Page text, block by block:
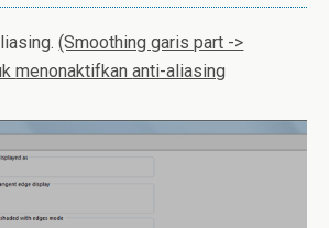
(Smoothing garis part ->
menonaktifkananti-aliasing